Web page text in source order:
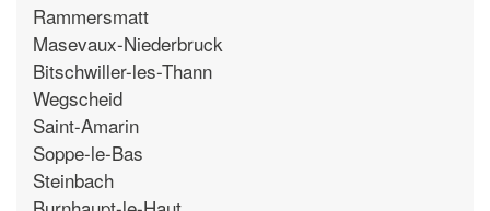
Rammersmatt
Masevaux-Niederbruck
Bitschwiller-les-Thann
Wegscheid
Saint-Amarin
Soppe-le-Bas
Steinbach